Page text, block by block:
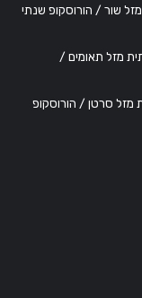
מזל שור / הורוסקופ שנתי
שנתית מזל תאומים /
שנתית מזל סרטן / הורוסקופ